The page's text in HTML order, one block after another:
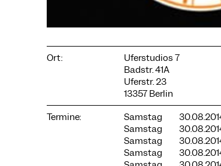
Ort:
Uferstudios 7
Badstr. 41A
Uferstr. 23
13357 Berlin
Termine:
Samstag
Samstag
Samstag
Samstag
Wir verwenden Cookies und Inhalte externer Anbieter auf
unserer Website. Notwendige Cookies sind essenziell, damit
Sie die Website nutzen können. Andere Cookies helfen uns,
die Website weiterzuentwickeln. Sie können Ihre
Datenschutzerklärung für weitere Informationen. Unten
können Sie auswählen, welche Technologien Sie zulassen